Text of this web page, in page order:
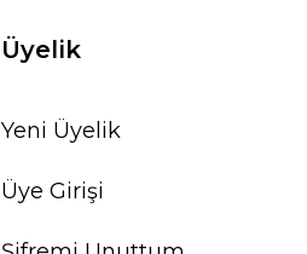
Üyelik
Yeni Üyelik
Üye Girişi